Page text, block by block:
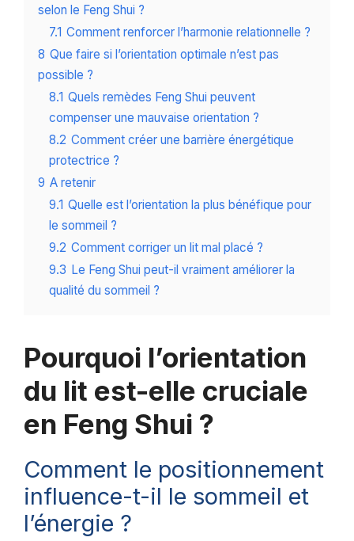
selon le Feng Shui ?
7.1 Comment renforcer l’harmonie relationnelle ?
8 Que faire si l’orientation optimale n’est pas
possible ?
8.1 Quels remèdes Feng Shui peuvent
compenser une mauvaise orientation ?
8.2 Comment créer une barrière énergétique
protectrice ?
9 A retenir
9.1 Quelle est l’orientation la plus bénéfique pour
le sommeil ?
9.2 Comment corriger un lit mal placé ?
9.3 Le Feng Shui peut-il vraiment améliorer la
qualité du sommeil ?
Pourquoi l’orientation
du lit est-elle cruciale
en Feng Shui ?
Comment le positionnement
influence-t-il le sommeil et
l’énergie ?